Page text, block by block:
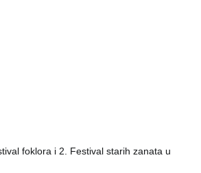
foklora i 2. Festival starih zanata u